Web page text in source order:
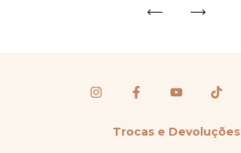
Trocas e Devoluções